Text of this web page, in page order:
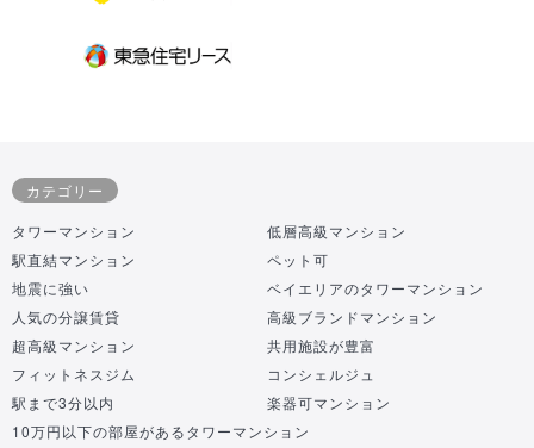
カテゴリー
タワーマンション
低層高級マンション
駅直結マンション
ペット可
地震に強い
ベイエリアのタワーマンション
人気の分譲賃貸
高級ブランドマンション
超高級マンション
共用施設が豊富
フィットネスジム
コンシェルジュ
駅まで3分以内
楽器可マンション
10万円以下の部屋があるタワーマンション